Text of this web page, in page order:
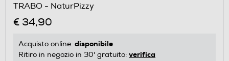
TRABO - NaturPizzy
€ 34,90
Acquisto online: disponibile
Ritiro in negozio in 30' gratuito: verifica